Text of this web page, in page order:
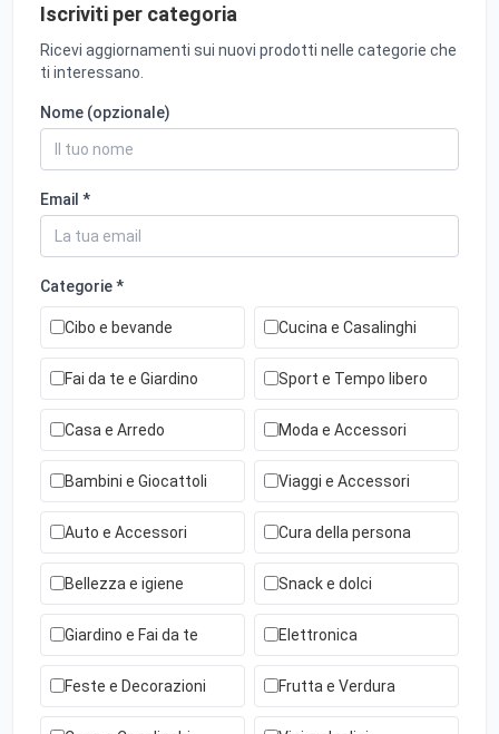
Iscriviti per categoria
Ricevi aggiornamenti sui nuovi prodotti nelle categorie che
ti interessano.
Nome (opzionale)
Email *
Categorie *
Cibo e bevande Cucina e Casalinghi
Fai da te e Giardino Sport e Tempo libero
Casa e Arredo Moda e Accessori
Bambini e Giocattoli Viaggi e Accessori
Auto e Accessori Cura della persona
Bellezza e igiene Snack e dolci
Giardino e Fai da te Elettronica
Feste e Decorazioni Frutta e Verdura